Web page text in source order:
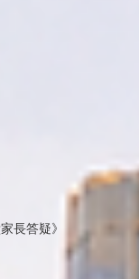
長答疑》